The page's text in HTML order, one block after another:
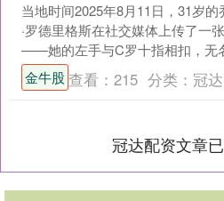
当地时间2025年8月11日，31岁的
·罗德里格斯在社交媒体上传了一
——她的左手与C罗十指相扣，无
嵌着一颗祖母绿切割钻戒。配文只
短两行西语....
金牛股查看： 215 分类： 冠
冠达配资文章